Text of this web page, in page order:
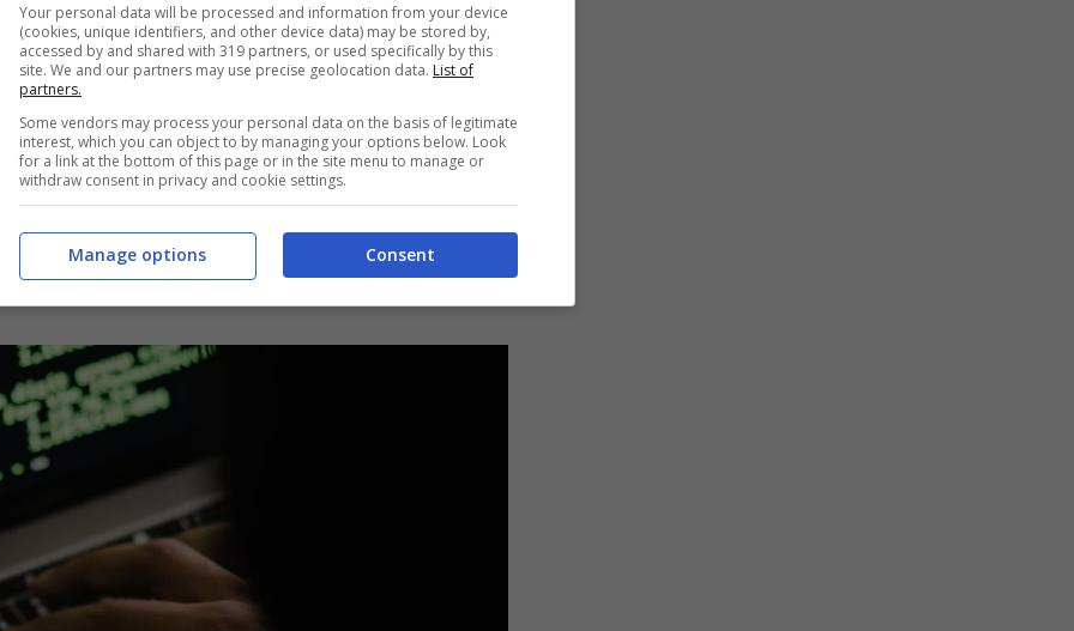
il cybercrime?
troviamo di fronte a una sfida significativa
criminale in rapidissima crescita,
che dell’organizzazione. Si sta facendo
e nel reclutamento del personale, sia
conta 18 centri operativi per la sicurezza
di una forza che pochi Paesi hanno”;
Your personal data will be processed and information from your device
(cookies, unique identifiers, and other device data) may be stored by,
accessed by and shared with 319 partners, or used specifically by this
site. We and our partners may use precise geolocation data. List of
partners.
Some vendors may process your personal data on the basis of legitimate
interest, which you can object to by managing your options below. Look
for a link at the bottom of this page or in the site menu to manage or
withdraw consent in privacy and cookie settings.
Consent
Manage options